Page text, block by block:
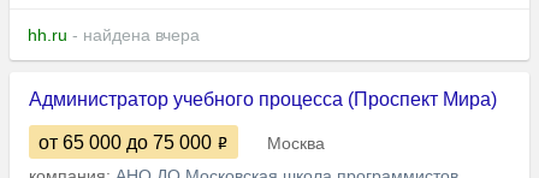
hh.ru - найдена вчера
Администратор учебного процесса (Проспект Мира)
от 65 000 до 75 000
Москва